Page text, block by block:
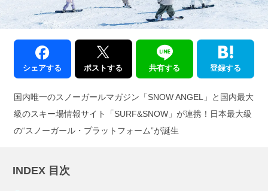
シェアする ポストする 共有する 登録する
国内唯一のスノーガールマガジン「SNOW ANGEL」と国内最大
級のスキー場情報サイト「SURF&SNOW」が連携！日本最大級
の“スノーガール・プラットフォーム”が誕生
INDEX 目次